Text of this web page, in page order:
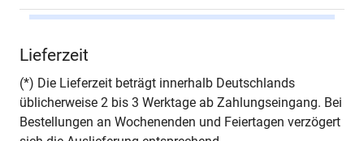
Seiten 308
Jahr Hamburg 1998
Lieferzeit
(*) Die Lieferzeit beträgt innerhalb Deutschlands
üblicherweise 2 bis 3 Werktage ab Zahlungseingang. Bei
Bestellungen an Wochenenden und Feiertagen verzögert